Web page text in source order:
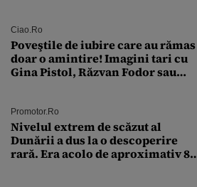
Ciao.ro
Poveştile de iubire care au rămas
doar o amintire! Imagini tari cu
Gina Pistol, Răzvan Fodor sau
Promotor.ro
Nivelul extrem de scăzut al
Dunării a dus la o descoperire
rară. Era acolo de aproximativ 80